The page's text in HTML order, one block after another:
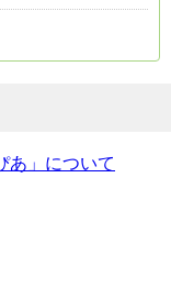
あ」について